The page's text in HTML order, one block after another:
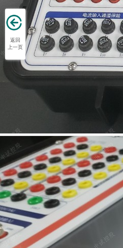
返回
上一页